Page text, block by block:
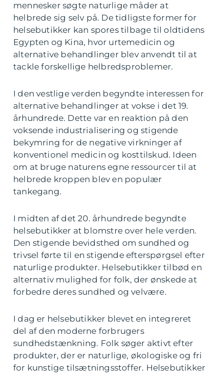
mennesker søgte naturlige måder at
helbrede sig selv på. De tidligste former for
helsebutikker kan spores tilbage til oldtidens
Egypten og Kina, hvor urtemedicin og
alternative behandlinger blev anvendt til at
tackle forskellige helbredsproblemer.
I den vestlige verden begyndte interessen for
alternative behandlinger at vokse i det 19.
århundrede. Dette var en reaktion på den
voksende industrialisering og stigende
bekymring for de negative virkninger af
konventionel medicin og kosttilskud. Ideen
om at bruge naturens egne ressourcer til at
helbrede kroppen blev en populær
tankegang.
I midten af det 20. århundrede begyndte
helsebutikker at blomstre over hele verden.
Den stigende bevidsthed om sundhed og
trivsel førte til en stigende efterspørgsel efter
naturlige produkter. Helsebutikker tilbød en
alternativ mulighed for folk, der ønskede at
forbedre deres sundhed og velvære.
I dag er helsebutikker blevet en integreret
del af den moderne forbrugers
sundhedstænkning. Folk søger aktivt efter
produkter, der er naturlige, økologiske og fri
for kunstige tilsætningsstoffer. Helsebutikker